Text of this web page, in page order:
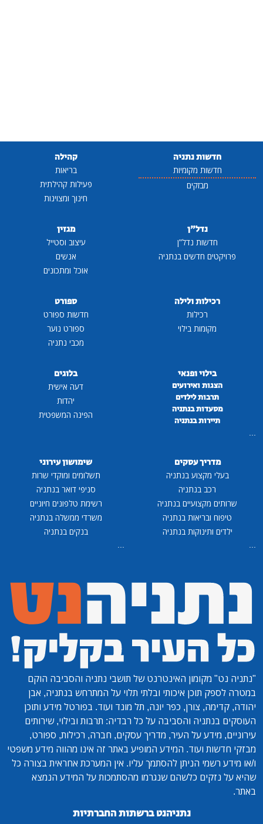
חדשות נתניה
חדשות מקומיות
מבזקים
קהילה
בריאות
פעילות קהילתית
חינוך ומצוינות
נדל"ן
חדשות נדל"ן
פרויקטים חדשים בנתניה
מגזין
עיצוב וסטייל
אנשים
אוכל ומתכונים
רכילות ולילה
רכילות
מקומות בילוי
ספורט
חדשות ספורט
ספורט נוער
מכבי נתניה
בילוי ופנאי
הצגות ואירועים
תרבות לילדים
מסעדות בנתניה
תיירות בנתניה
...
בלוגים
דעה אישית
יהדות
הפינה המשפטית
מדריך עסקים
בעלי מקצוע בנתניה
רכב בנתניה
שרותים מקצועיים בנתניה
טיפוח ובריאות בנתניה
ילדים ותינוקות בנתניה
...
שימושון עירוני
תשלומים ומוקדי שרות
סניפי דואר בנתניה
רשימת טלפונים חיוניים
משרדי ממשלה בנתניה
בנקים בנתניה
...
"נתניה נט" מקומון האינטרנט של תושבי נתניה והסביבה הוקם
במטרה לספק תוכן איכותי ובלתי תלוי על המתרחש בנתניה, אבן
יהודה, קדימה, צורן, כפר יונה, תל מונד ועוד. בפורטל מידע ותוכן
העוסקים בנתניה והסביבה על כל רבדיה: תרבות ובילוי, שירותים
עירוניים, מידע על העיר, מדריך עסקים, חברה, רכילות, ספורט,
מבזקי חדשות ועוד. המידע המופיע באתר זה אינו מהווה מידע משפטי
ו/או מידע רשמי הניתן להסתמך עליו. אין המערכת אחראית בצורה כל
שהיא על נזקים כלשהם שנגרמו מהסתמכות על המידע הנמצא
באתר.
נתניהנט ברשתות החברתיות